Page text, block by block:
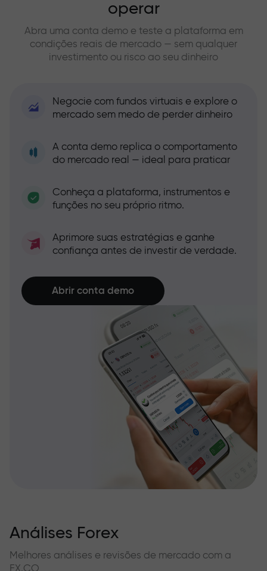
operar
Abra uma conta demo e teste a plataforma em
condições reais de mercado — sem qualquer
investimento ou risco ao seu dinheiro
Negocie com fundos virtuais e explore o
mercado sem medo de perder dinheiro
A conta demo replica o comportamento
do mercado real — ideal para praticar
Conheça a plataforma, instrumentos e
funções no seu próprio ritmo.
Aprimore suas estratégias e ganhe
confiança antes de investir de verdade.
Abrir conta demo
Análises Forex
Melhores análises e revisões de mercado com a
FX.CO